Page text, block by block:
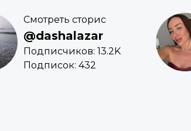
Смотреть сторис
@dashalazar
Подписчиков: 13.2K
Подписок: 432